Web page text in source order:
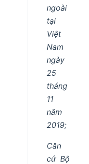
ngoài
tại
Việt
Nam
ngày
25
tháng
11
năm
2019;
Căn
cứ Bộ